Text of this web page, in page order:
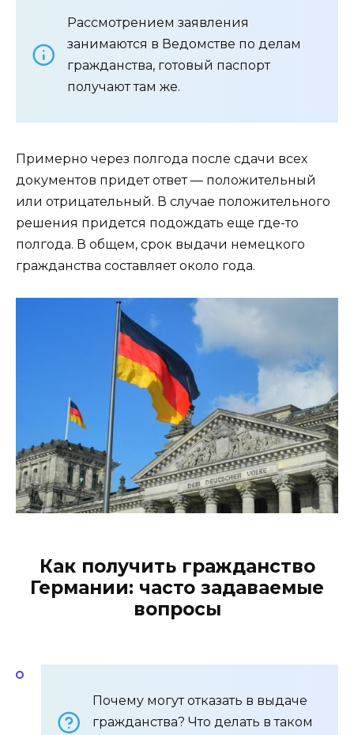
Рассмотрением заявления
занимаются в Ведомстве по делам
гражданства, готовый паспорт
получают там же.
Примерно через полгода после сдачи всех
документов придет ответ — положительный
или отрицательный. В случае положительного
решения придется подождать еще где-то
полгода. В общем, срок выдачи немецкого
гражданства составляет около года.
Как получить гражданство
Германии: часто задаваемые
вопросы
Почему могут отказать в выдаче
гражданства? Что делать в таком